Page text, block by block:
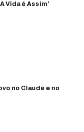
Vida é Assim’
no Claude e no